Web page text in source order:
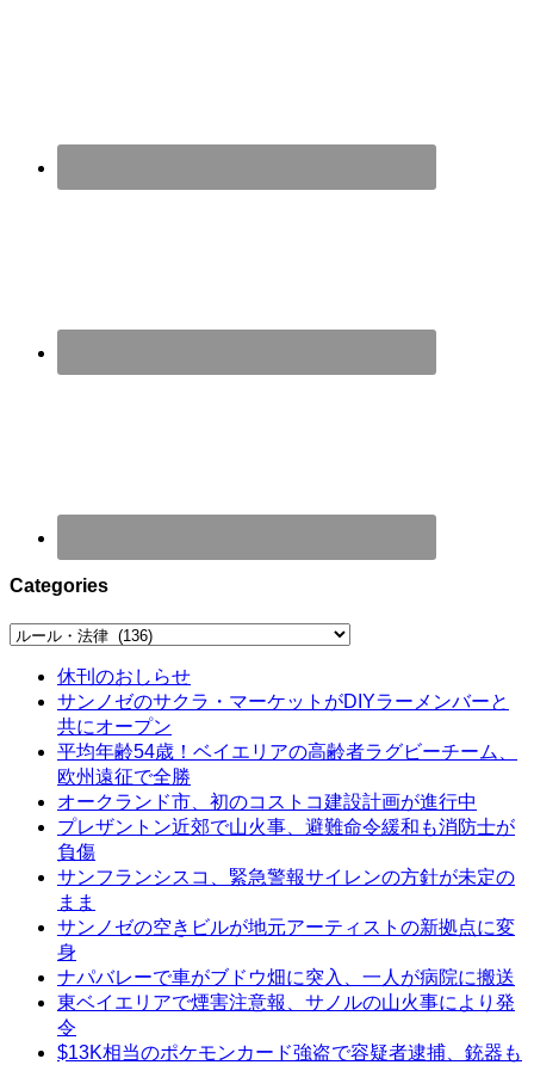
Categories
Categories
休刊のおしらせ
サンノゼのサクラ・マーケットがDIYラーメンバーと
共にオープン
平均年齢54歳！ベイエリアの高齢者ラグビーチーム、
欧州遠征で全勝
オークランド市、初のコストコ建設計画が進行中
プレザントン近郊で山火事、避難命令緩和も消防士が
負傷
サンフランシスコ、緊急警報サイレンの方針が未定の
まま
サンノゼの空きビルが地元アーティストの新拠点に変
身
ナパバレーで車がブドウ畑に突入、一人が病院に搬送
東ベイエリアで煙害注意報、サノルの山火事により発
令
$13K相当のポケモンカード強盗で容疑者逮捕、銃器も